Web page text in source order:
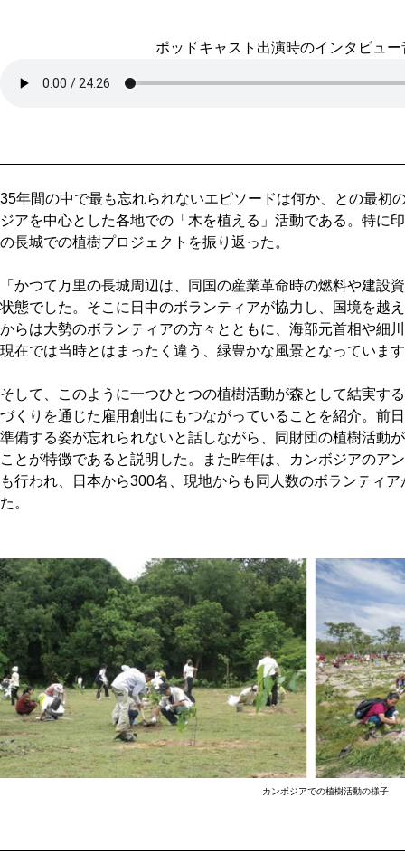
ポッドキャスト出演時のインタビュ
35年間の中で最も忘れられないエピソードは何か、との最初
ジアを中心とした各地での「木を植える」活動である。特に
の長城での植樹プロジェクトを振り返った。
「かつて万里の長城周辺は、同国の産業革命時の燃料や建設
状態でした。そこに日中のボランティアが協力し、国境を越
からは大勢のボランティアの方々とともに、海部元首相や細
現在では当時とはまったく違う、緑豊かな風景となっていま
そして、このように一つひとつの植樹活動が森として結実す
づくりを通じた雇用創出にもつながっていることを紹介。前
準備する姿が忘れられないと話しながら、同財団の植樹活動
ことが特徴であると説明した。また昨年は、カンボジアのア
も行われ、日本から300名、現地からも同人数のボランティ
た。
カンボジアでの植樹活動の様子